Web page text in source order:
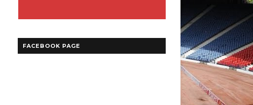
FACEBOOK PAGE